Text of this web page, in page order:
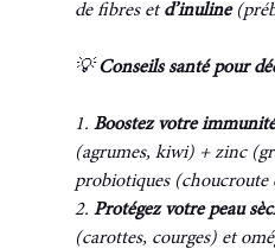
de fibres et d’inuline
💡 Conseils santé pour
1. Boostez votre immunité
(agrumes, kiwi) + zinc
probiotiques (choucroute
2. Protégez votre peau
(carottes, courges) et